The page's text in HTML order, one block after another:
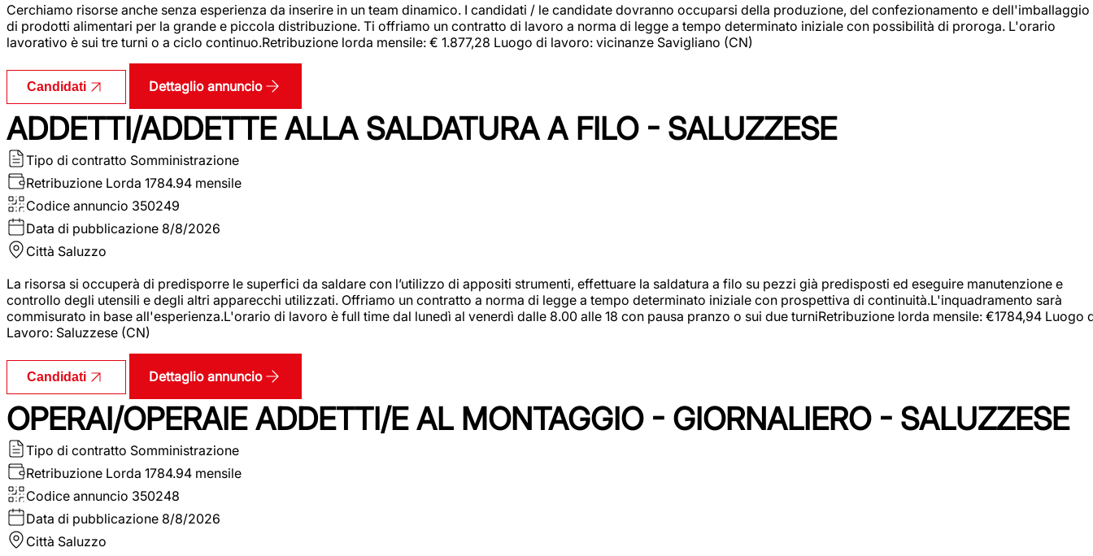
Cerchiamo risorse anche senza esperienza da inserire in un team dinamico. I candidati / le candidate dovranno occuparsi della produzione, del confezionamento e dell'imballaggio
di prodotti alimentari per la grande e piccola distribuzione. Ti offriamo un contratto di lavoro a norma di legge a tempo determinato iniziale con possibilità di proroga. L'orario
lavorativo è sui tre turni o a ciclo continuo.Retribuzione lorda mensile: € 1.877,28 Luogo di lavoro: vicinanze Savigliano (CN)
Candidati Dettaglio annuncio
ADDETTI/ADDETTE ALLA SALDATURA A FILO - SALUZZESE
Tipo di contratto Somministrazione
Retribuzione Lorda 1784.94 mensile
Codice annuncio 350249
Data di pubblicazione 8/8/2026
Città Saluzzo
La risorsa si occuperà di predisporre le superfici da saldare con l’utilizzo di appositi strumenti, effettuare la saldatura a filo su pezzi già predisposti ed eseguire manutenzione e
controllo degli utensili e degli altri apparecchi utilizzati. Offriamo un contratto a norma di legge a tempo determinato iniziale con prospettiva di continuità.L'inquadramento sarà
commisurato in base all'esperienza.L'orario di lavoro è full time dal lunedì al venerdì dalle 8.00 alle 18 con pausa pranzo o sui due turniRetribuzione lorda mensile: €1784,94 Luogo
Lavoro: Saluzzese (CN)
Candidati Dettaglio annuncio
OPERAI/OPERAIE ADDETTI/E AL MONTAGGIO - GIORNALIERO - SALUZZESE
Tipo di contratto Somministrazione
Retribuzione Lorda 1784.94 mensile
Codice annuncio 350248
Data di pubblicazione 8/8/2026
Città Saluzzo